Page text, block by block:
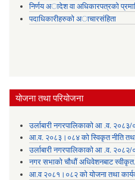
निर्णय अादेश वा अधिकारपत्रकाे
पदाधिकारीहरुको अाचारसंहिता
योजना तथा परियोजना
उर्लाबारी नगरपालिकाको आ .व.
आ.व. २०८३।०८४ को स्विकृत नीति
उर्लाबारी नगरपालिकाको आ .व.
नगर सभाको चौधौं अधिवेशनबाट
आ.व २०८१।०८२ को योजना तथा